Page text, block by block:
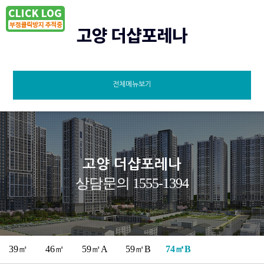
전체메뉴보기
고양 더샵포레나
상담문의 1555-1394
39㎡ 46㎡ 59㎡A 59㎡B 74㎡B